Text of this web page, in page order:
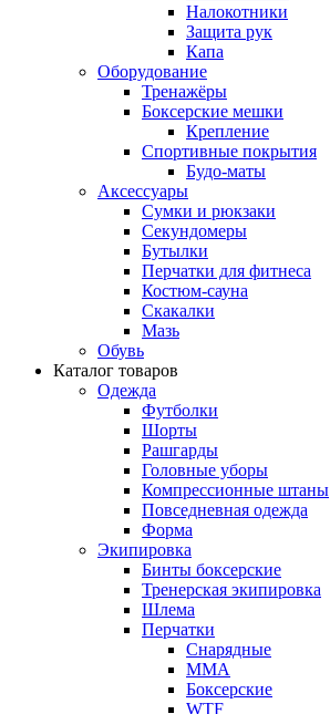
Налокотники
Защита рук
Капа
Оборудование
Тренажёры
Боксерские мешки
Крепление
Спортивные покрытия
Будо-маты
Аксессуары
Сумки и рюкзаки
Секундомеры
Бутылки
Перчатки для фитнеса
Костюм-сауна
Скакалки
Мазь
Обувь
Каталог товаров
Одежда
Футболки
Шорты
Рашгарды
Головные уборы
Компрессионные штаны
Повседневная одежда
Форма
Экипировка
Бинты боксерские
Тренерская экипировка
Шлема
Перчатки
Снарядные
ММА
Боксерские
WTF